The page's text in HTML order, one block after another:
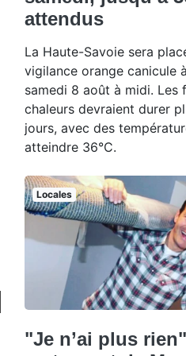
attendus
La Haute-Savoie sera
vigilance orange canicule
samedi 8 août à midi. Les
chaleurs devraient durer
jours, avec des
atteindre 36°C.
Locales
"Je n’ai plus